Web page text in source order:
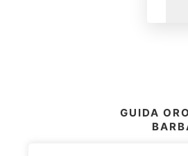
GUIDA